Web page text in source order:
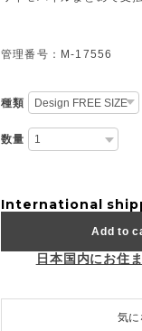
管理番号：M-17556
種類
数量
International
Add to
日本国内にお住
気